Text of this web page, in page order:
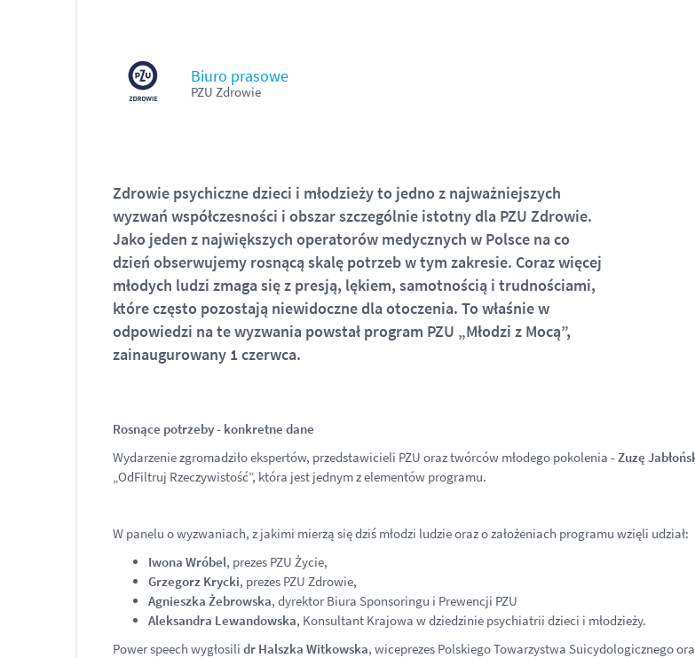
Biuro prasowe
PZU Zdrowie
Zdrowie psychiczne dzieci i młodzieży to jedno z najważniejszych
wyzwań współczesności i obszar szczególnie istotny dla PZU Zdrowie.
Jako jeden z największych operatorów medycznych w Polsce na co
dzień obserwujemy rosnącą skalę potrzeb w tym zakresie. Coraz więcej
młodych ludzi zmaga się z presją, lękiem, samotnością i trudnościami,
które często pozostają niewidoczne dla otoczenia. To właśnie w
odpowiedzi na te wyzwania powstał program PZU „Młodzi z Mocą”,
zainaugurowany 1 czerwca.
Rosnące potrzeby - konkretne dane
Wydarzenie zgromadziło ekspertów, przedstawicieli PZU oraz twórców młodego pokolenia - Zuzę
„OdFiltruj Rzeczywistość”, która jest jednym z elementów programu.
W panelu o wyzwaniach, z jakimi mierzą się dziś młodzi ludzie oraz o założeniach programu wzięli udział:
Iwona Wróbel, prezes PZU Życie,
Grzegorz Krycki, prezes PZU Zdrowie,
Agnieszka Żebrowska, dyrektor Biura Sponsoringu i Prewencji PZU
Aleksandra Lewandowska, Konsultant Krajowa w dziedzinie psychiatrii dzieci i młodzieży.
Power speech wygłosili dr Halszka Witkowska, wiceprezes Polskiego Towarzystwa Suicydologicznego